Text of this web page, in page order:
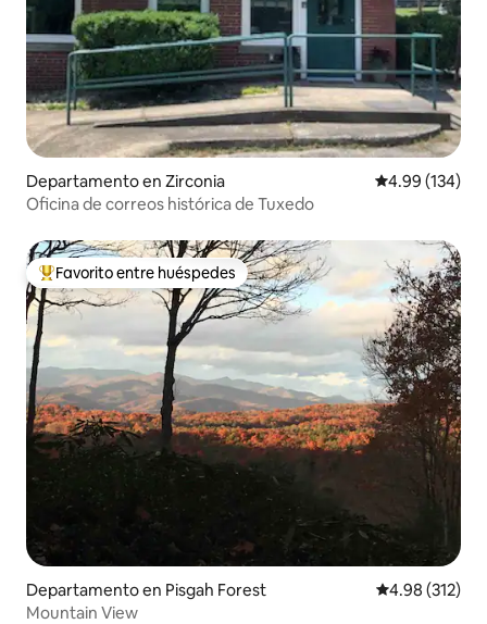
Departamento en Zirconia Calificación
4.99 (134)
Oficina de correos histórica de Tuxedo
De los mejores en Favorito entre huéspedes
Favorito entre huéspedes
Departamento en Pisgah Forest Calificación
4.98 (312)
Mountain View